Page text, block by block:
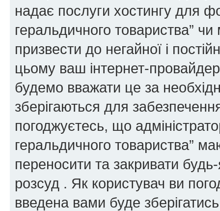
надає послуги хостингу для
геральдичного товариства”
призвести до негайної і
цьому ваш інтернет-
будемо вважати це за
зберігаються для
погоджуєтесь, що
геральдичного товариства”
переносити та закривати
розсуд . Як користувач ви
введена вами буде